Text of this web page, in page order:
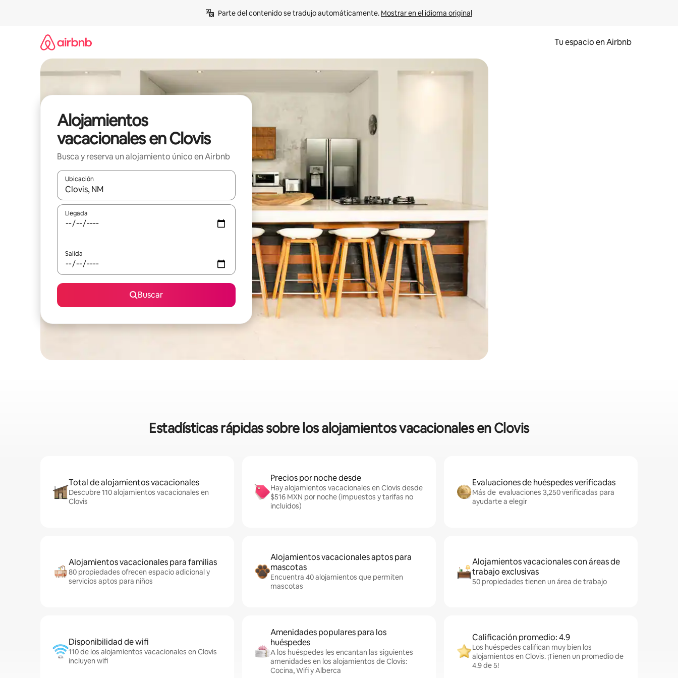
Parte del contenido se tradujo automáticamente. Mostrar en el idioma original
Tu espacio en Airbnb
Alojamientos
vacacionales en Clovis
Busca y reserva un alojamiento único en Airbnb
Ubicación
Cuando los resultados estén disponibles, podrás navegar usando las teclas de las flechas hacia arriba y hacia abajo, o bien tocando y deslizando la pantalla.
Llegada
Salida
Buscar
Estadísticas rápidas sobre los alojamientos vacacionales en Clovis
Total de alojamientos vacacionales
Descubre 110 alojamientos vacacionales en
Clovis
Precios por noche desde
Hay alojamientos vacacionales en Clovis desde
$516 MXN por noche (impuestos y tarifas no
incluidos)
Evaluaciones de huéspedes verificadas
Más de evaluaciones 3,250 verificadas para
ayudarte a elegir
Alojamientos vacacionales para familias
80 propiedades ofrecen espacio adicional y
servicios aptos para niños
Alojamientos vacacionales aptos para
mascotas
Encuentra 40 alojamientos que permiten
mascotas
Alojamientos vacacionales con áreas de
trabajo exclusivas
50 propiedades tienen un área de trabajo
Disponibilidad de wifi
110 de los alojamientos vacacionales en Clovis
incluyen wifi
Amenidades populares para los
huéspedes
A los huéspedes les encantan las siguientes
amenidades en los alojamientos de Clovis:
Cocina, Wifi y Alberca
Calificación promedio: 4.9
Los huéspedes califican muy bien los
alojamientos en Clovis. ¡Tienen un promedio de
4.9 de 5!